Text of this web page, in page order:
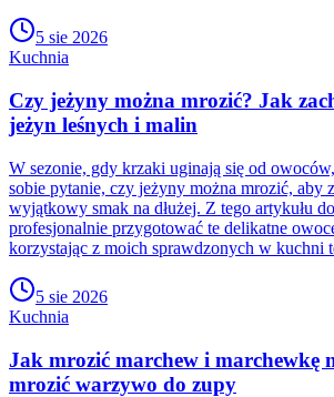
5 sie 2026
Kuchnia
Czy jeżyny można mrozić? Jak
jeżyn leśnych i malin
W sezonie, gdy krzaki uginają się od
sobie pytanie, czy jeżyny można mrozić, aby
wyjątkowy smak na dłużej. Z tego artykułu
profesjonalnie przygotować te delikatne
korzystając z moich sprawdzonych w kuchni
5 sie 2026
Kuchnia
Jak mrozić marchew i marchewkę
mrozić warzywo do zupy